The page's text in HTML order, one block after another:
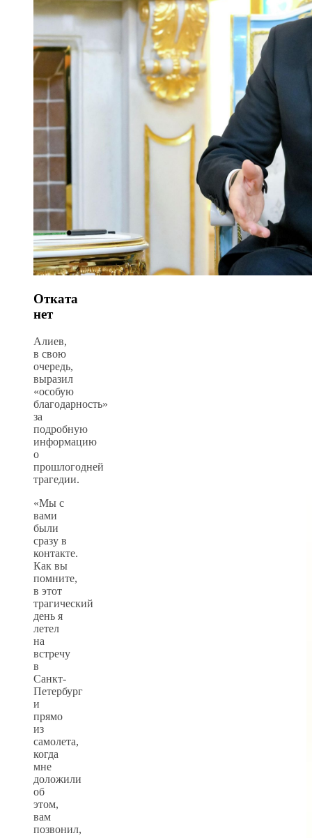
Отката
нет
Алиев,
в свою
очередь,
выразил
«особую
благодарность»
за
подробную
информацию
о
прошлогодней
трагедии.
«Мы с
вами
были
сразу в
контакте.
Как вы
помните,
в этот
трагический
день я
летел
на
встречу
в
Санкт-
Петербург
и
прямо
из
самолета,
когда
мне
доложили
об
этом,
вам
позвонил,